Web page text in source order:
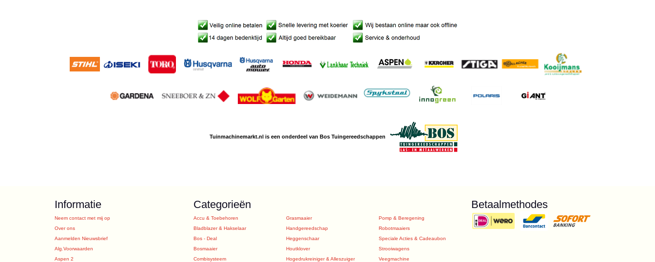
Tuinmachinemarkt.nl is een onderdeel van Bos Tuingereedschappen
Informatie
Neem contact met mij op
Over ons
Aanmelden Nieuwsbrief
Alg.Voorwaarden
Aspen 2
Categorieën
Accu & Toebehoren
Bladblazer & Hakselaar
Bos - Deal
Bosmaaier
Combisysteem
Grasmaaier
Handgereedschap
Heggenschaar
Houtklover
Hogedrukreiniger & Alleszuiger
Pomp & Beregening
Robotmaaiers
Speciale Acties & Cadeaubon
Strooiwagens
Veegmachine
Betaalmethodes